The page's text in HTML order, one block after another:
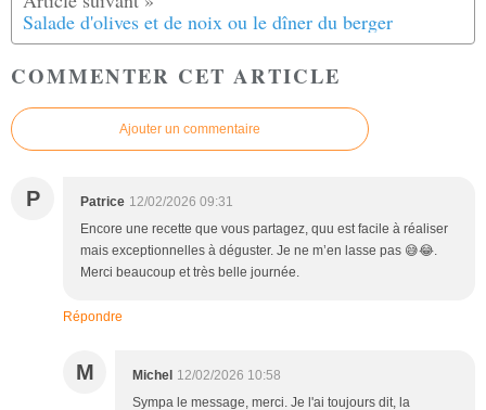
Salade d'olives et de noix ou le dîner du berger
COMMENTER CET ARTICLE
Ajouter un commentaire
P Patrice 12/02/2026 09:31
Encore une recette que vous partagez, quu est facile à réaliser
mais exceptionnelles à déguster. Je ne m’en lasse pas 😅😂.
Merci beaucoup et très belle journée.
Répondre
M Michel 12/02/2026 10:58
Sympa le message, merci. Je l'ai toujours dit, la